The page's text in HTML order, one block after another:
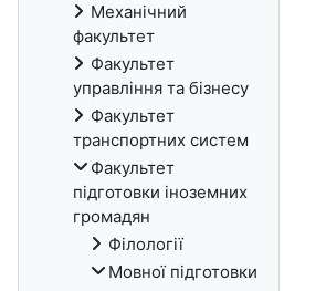
Механічний
факультет
Факультет
управління та бізнесу
Факультет
транспортних систем
Факультет
підготовки іноземних
громадян
Філології
Мовної підготовки